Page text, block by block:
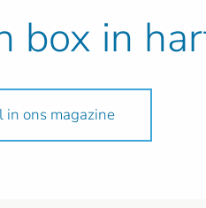
box in
in ons magazine